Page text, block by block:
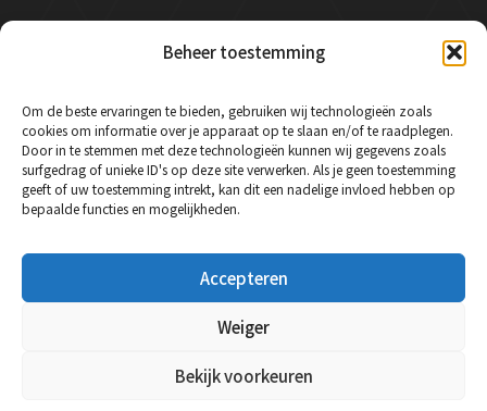
Beheer toestemming
Om de beste ervaringen te bieden, gebruiken wij technologieën zoals
cookies om informatie over je apparaat op te slaan en/of te raadplegen.
Door in te stemmen met deze technologieën kunnen wij gegevens zoals
surfgedrag of unieke ID's op deze site verwerken. Als je geen toestemming
geeft of uw toestemming intrekt, kan dit een nadelige invloed hebben op
bepaalde functies en mogelijkheden.
Accepteren
Weiger
Bekijk voorkeuren
Klantenservice
Betalen
Retourneren en klachtenregeling
Service & garantie
Veelgestelde vragen
Contact
Social Media
Instagram
Facebook
LinkedIn